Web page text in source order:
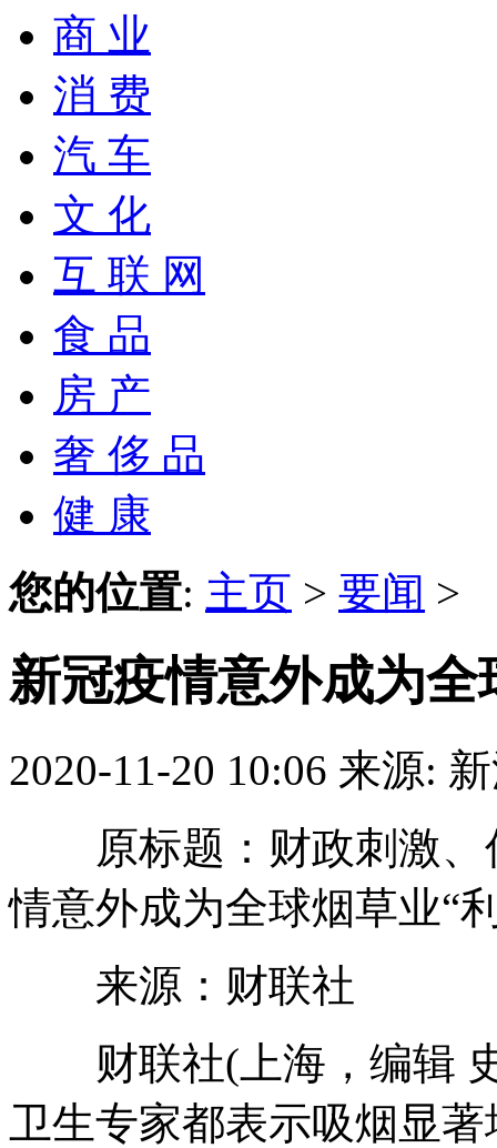
商 业
消 费
汽 车
文 化
互 联 网
食 品
房 产
奢 侈 品
健 康
您的位置: 主页 > 要闻 >
新冠疫情意外成为
2020-11-20 10:06 来源:
原标题：财政刺激、
情意外成为全球烟草业“
来源：财联社
财联社(上海，编辑 史
卫生专家都表示吸烟显